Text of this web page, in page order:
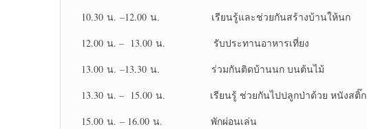
10.30 น. –12.00 น. เรียนรู้และช่วยกันสร้างบ้านให้นก
12.00 น. – 13.00 น. รับประทานอาหารเที่ยง
13.00 น. –13.30 น. ร่วมกันติดบ้านนก บนต้นไม้
13.30 น. – 15.00 น. เรียนรู้ ช่วยกันไปปลูกป่าด้วย หนังสติ๊ก
15.00 น. – 16.00 น. พักผ่อนเล่น